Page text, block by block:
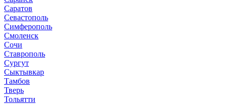
Саратов
Севастополь
Симферополь
Смоленск
Сочи
Ставрополь
Сургут
Сыктывкар
Тамбов
Тверь
Тольятти